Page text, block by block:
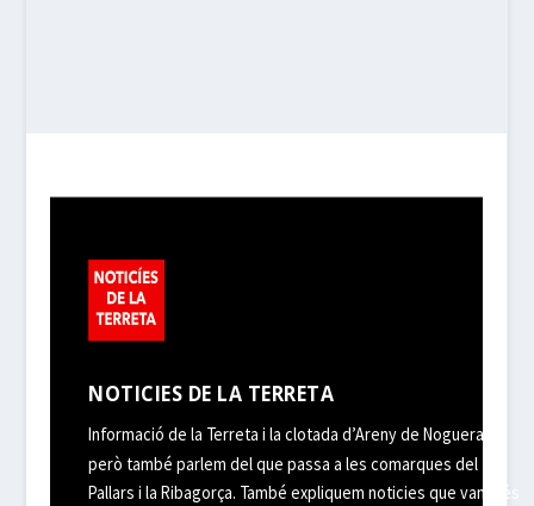
NOTICIES DE LA TERRETA
Informació de la Terreta i la clotada d’Areny de Noguera,
però també parlem del que passa a les comarques del
Pallars i la Ribagorça. També expliquem noticies que van més